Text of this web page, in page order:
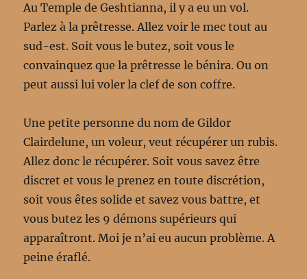
Au Temple de Geshtianna, il y a eu un vol.
Parlez à la prêtresse. Allez voir le mec tout au
sud-est. Soit vous le butez, soit vous le
convainquez que la prêtresse le bénira. Ou on
peut aussi lui voler la clef de son coffre.
Une petite personne du nom de Gildor
Clairdelune, un voleur, veut récupérer un rubis.
Allez donc le récupérer. Soit vous savez être
discret et vous le prenez en toute discrétion,
soit vous êtes solide et savez vous battre, et
vous butez les 9 démons supérieurs qui
apparaîtront. Moi je n’ai eu aucun problème. A
peine éraflé.